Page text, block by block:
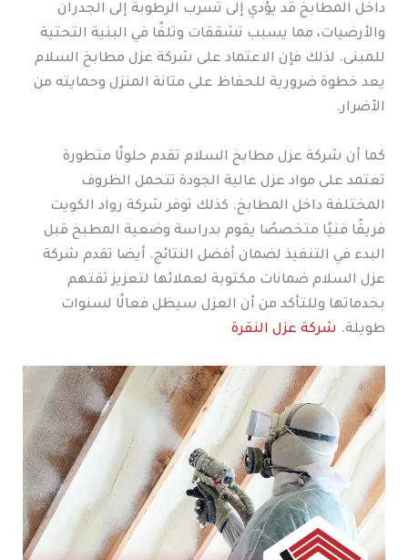
داخل المطابخ قد يؤدي إلى تسرب الرطوبة إلى الجدران
والأرضيات، مما يسبب تشققات وتلفًا في البنية التحتية
للمبنى. لذلك فإن الاعتماد على شركة عزل مطابخ السلام
يعد خطوة ضرورية للحفاظ على متانة المنزل وحمايته من
الأضرار.
كما أن شركة عزل مطابخ السلام تقدم حلولًا متطورة
تعتمد على مواد عزل عالية الجودة تتحمل الظروف
المختلفة داخل المطابخ. كذلك توفر شركة رواد الكويت
فريقًا فنيًا متخصصًا يقوم بدراسة وضعية المطبخ قبل
البدء في التنفيذ لضمان أفضل النتائج. أيضا تقدم شركة
عزل السلام ضمانات مكتوبة لعملائها لتعزيز ثقتهم
بخدماتها وللتأكد من أن العزل سيظل فعالًا لسنوات
طويلة. شركة عزل النقرة